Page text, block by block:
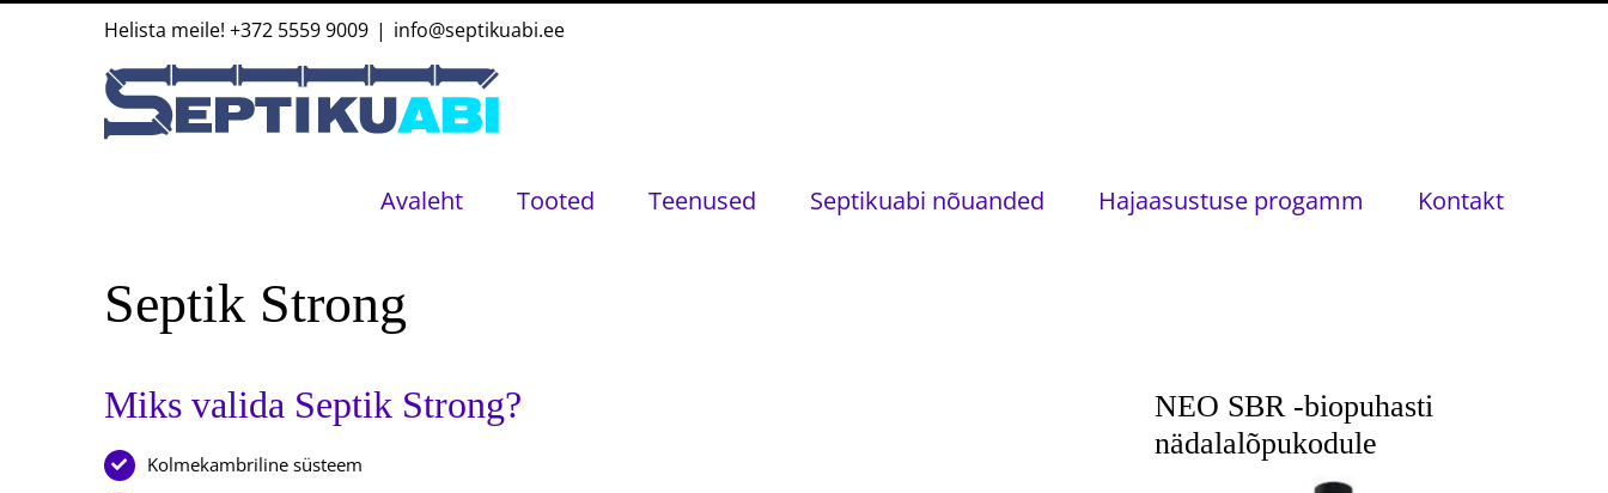
Helista meile! +372 5559 9009 | info@septikuabi.ee
Avaleht Tooted Teenused Septikuabi nõuanded Hajaasustuse progamm Kontakt
Septik Strong
Miks valida Septik Strong?
Kolmekambriline süsteem
NEO SBR -biopuhasti
nädalalõpukodule